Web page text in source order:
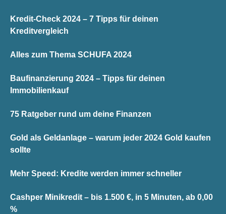
Kredit-Check 2024 – 7 Tipps für deinen
Kreditvergleich
Alles zum Thema SCHUFA 2024
Baufinanzierung 2024 – Tipps für deinen
Immobilienkauf
75 Ratgeber rund um deine Finanzen
Gold als Geldanlage – warum jeder 2024 Gold kaufen
sollte
Mehr Speed: Kredite werden immer schneller
Cashper Minikredit – bis 1.500 €, in 5 Minuten, ab 0,00
%